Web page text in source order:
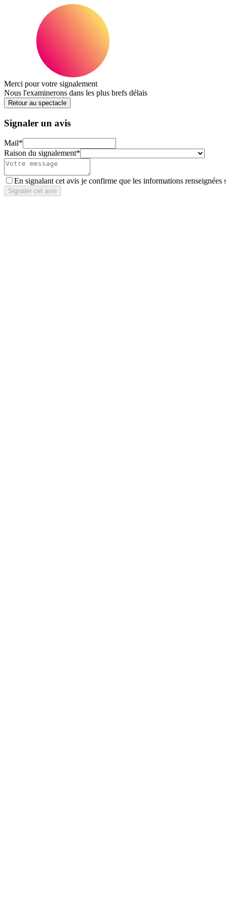
Merci pour votre signalement
Nous l'examinerons dans les plus brefs délais
Retour au spectacle
Signaler un avis
Mail*
Raison du signalement*
En signalant cet avis je confirme que les informations renseignées
Signaler cet avis